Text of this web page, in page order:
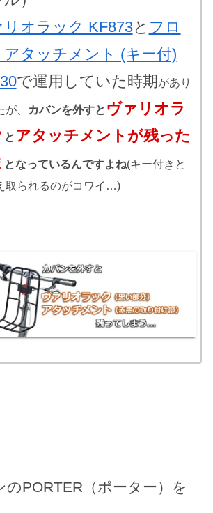
リオラック KF873と フロ
アタッチメント (キー付)
で運用していた時期があり
が、 カバンを外すと ヴァリオラ
と アタッチメントが残った
となっているんですよね(キー付きと
取られるのがコワイ…)
のPORTER（ポーター）を